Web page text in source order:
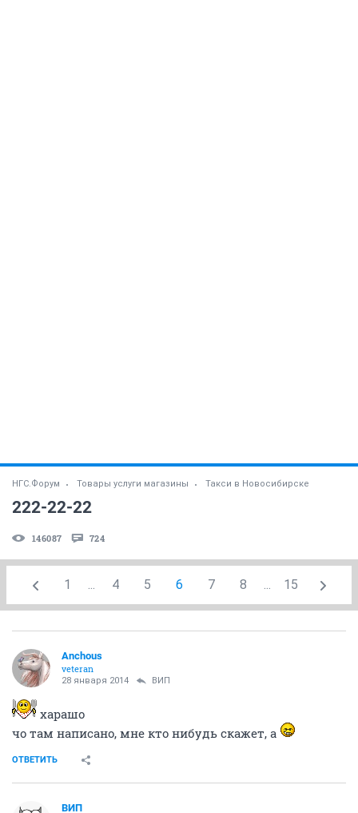
НГС.Форум Товары услуги магазины Такси в Новосибирске
222-22-22
146087 724
1 ... 4 5 6 7 8 ... 15
Аnchous
veteran
28 января 2014 ВИП
харашо
чо там написано, мне кто нибудь скажет, а
ОТВЕТИТЬ
ВИП